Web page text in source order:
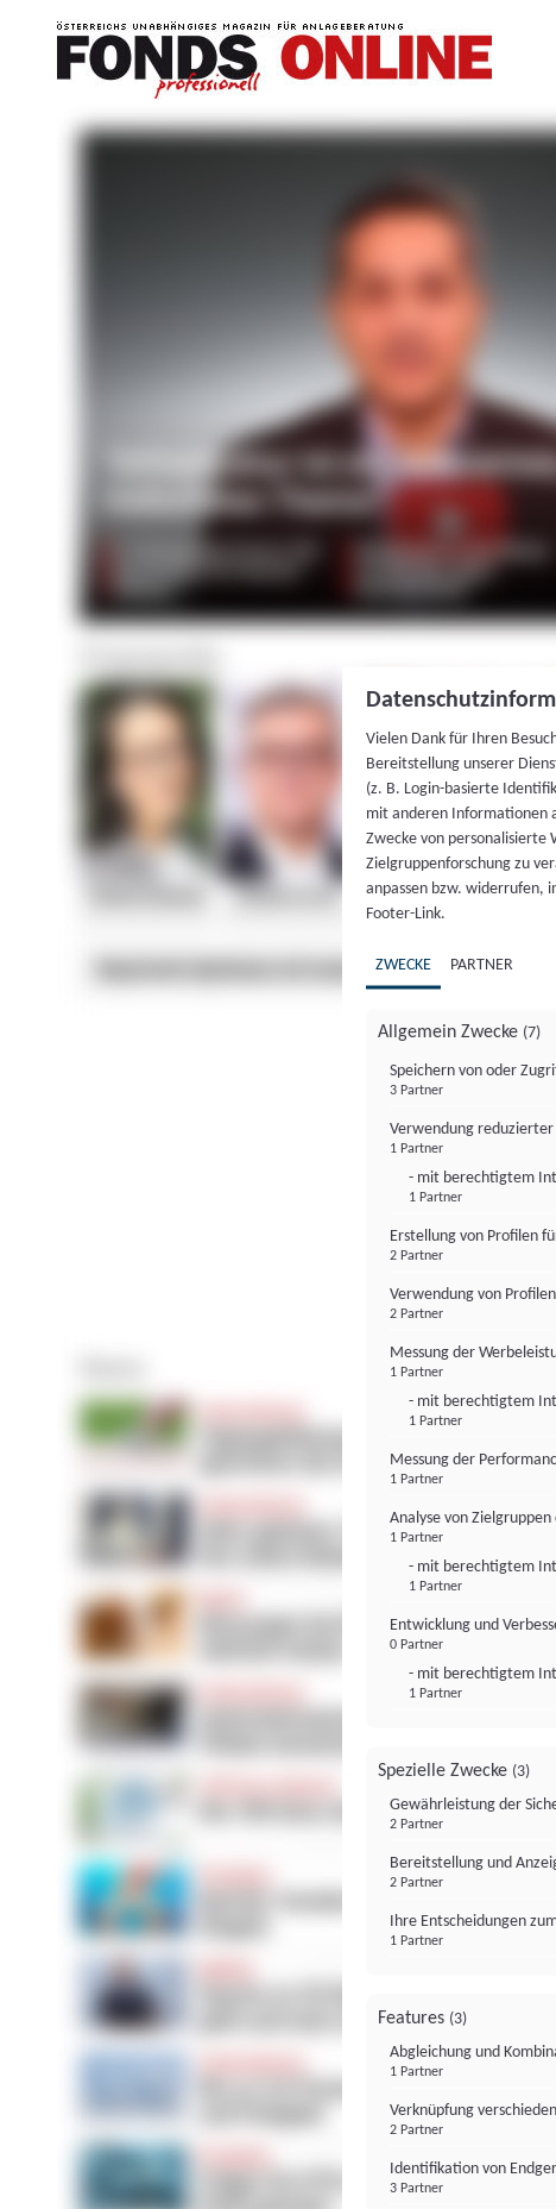
Vielen Dank für Ihren
Bereitstellung unserer
(z. B. Login-basierte
mit anderen Informationen
Zwecke von personalisierte
Zielgruppenforschung zu
anpassen bzw. widerrufen,
Footer-Link.
ZWECKE PARTNER
Allgemein Zwecke (7)
Speichern von oder
3 Partner
Verwendung
1 Partner
- mit berechtigtem
1 Partner
Erstellung von Profilen
2 Partner
Verwendung von
2 Partner
Messung der
1 Partner
- mit berechtigtem
1 Partner
Messung der
1 Partner
Analyse von
1 Partner
- mit berechtigtem
1 Partner
Entwicklung und
0 Partner
- mit berechtigtem
1 Partner
Spezielle Zwecke (3)
Gewährleistung der
2 Partner
Bereitstellung und
2 Partner
Ihre Entscheidungen
1 Partner
Features (3)
Abgleichung und
1 Partner
Verknüpfung
2 Partner
Identifikation von
3 Partner